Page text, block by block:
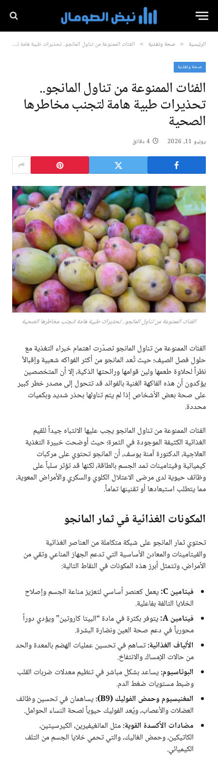
الرئيسية » صحة وتغذية » الفئات الممنوعة من تناول المانجو.. تحذيرات طبية هامة لتجنب مخاطرها الصحية
صحة وتغذية
الفئات الممنوعة من تناول المانجو..
تحذيرات طبية هامة لتجنب مخاطرها
الصحية
يونيو 11, 2026 4 دقائق
الفئات الممنوعة من تناول المانجو.. تحذيرات طبية هامة لتجنب مخاطرها الصحية
الفئات الممنوعة من تناول المانجو تصدّرت اهتمام خبراء التغذية مع
حلول فصل الصيف؛ حيث تُعد المانجو من أكثر الفواكه شعبية وإقبالاً
نظراً لحلاوة طعمها ولين قوامها ورائحتها الذكية، إلا أن المتخصصين
يؤكدون أن هذه الفاكهة الغنية بالفوائد قد تتحول إلى مصدر خطر كبير
على صحة بعض الأشخاص إذا لم يتم تناولها بحذر شديد وبكميات
محددة.
الفئات الممنوعة من تناول المانجو يجب عليها الانتباه جيداً للقيم
الغذائية الكثيفة الموجودة في الثمرة؛ حيث أوضحت خبيرة التغذية
العلاجية، الدكتورة آمنة يوسف، أن المانجو تحتوي على مركبات
كيميائية وفيتامينات تمد الجسم بالطاقة، لكنها قد تؤثر سلباً على
وظائف حيوية لدى مرضى الاعتلال الكلوي والسكري والأمراض المعوية،
مما يتطلب استبعادها أو تقنينها تماماً.
المكونات الغذائية في ثمار المانجو
تحتوي ثمار المانجو على شبكة متكاملة من العناصر الغذائية
والفيتامينات والمعادن الأساسية التي تدعم الجهاز المناعي وتقي من
الأمراض، وتتمثل أبرز هذه المكونات في النقاط التالية:
فيتامين C:
يعمل كعنصر أساسي لتعزيز مناعة الجسم وإصلاح
الخلايا التالفة بفاعلية.
فيتامين A:
يتوفر بكثرة في مادة “البيتا كاروتين” ويؤدي دوراً
محورياً في دعم صحة العين ونضارة البشرة.
الألياف الغذائية:تساهم في تحسين عمليات الهضم بالمعدة والحد
من حالات الإمساك والانتفاخ.
البوتاسيوم:يساعد بشكل مباشر في تنظيم معدلات ضربات القلب
وضبط مستويات ضغط الدم.
المغنيسيوم وحمض الفوليك (B9):
يساهمان في تحسين وظائف
العضلات والأعصاب، ويُعد الفوليك حيوياً لصحة النساء الحوامل.
مضادات الأكسدة القوية:مثل المانغيفيرين، الكيرسيتين،
الكاتيكين، وحمض الغاليك، والتي تحمي خلايا الجسم من التلف
الكيميائي.